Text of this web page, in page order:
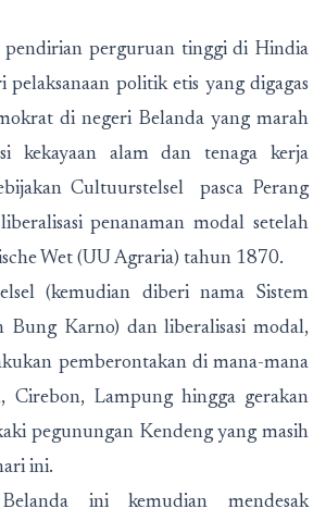
pendirian perguruan tinggi di Hindia
pelaksanaan politik etis yang digagas
di negeri Belanda yang marah
kekayaan alam dan tenaga kerja
Cultuurstelsel pasca Perang
penanaman modal setelah
Wet (UU Agraria) tahun 1870.
(kemudian diberi nama Sistem
Bung Karno) dan liberalisasi modal,
pemberontakan di mana-mana
Cirebon, Lampung hingga gerakan
pegunungan Kendeng yang masih
ini.
ini kemudian mendesak